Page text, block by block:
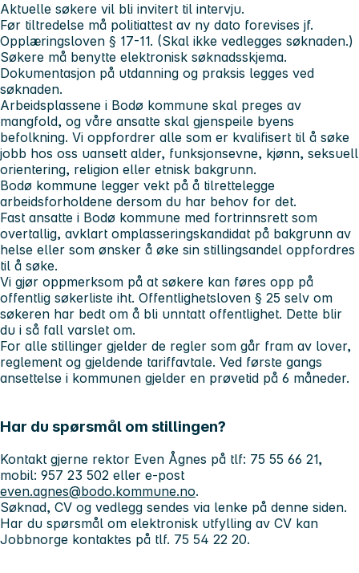
Aktuelle søkere vil bli invitert til intervju.
Før tiltredelse må politiattest av ny dato forevises jf.
Opplæringsloven § 17-11. (Skal ikke vedlegges søknaden.)
Søkere må benytte elektronisk søknadsskjema.
Dokumentasjon på utdanning og praksis legges ved
søknaden.
Arbeidsplassene i Bodø kommune skal preges av
mangfold, og våre ansatte skal gjenspeile byens
befolkning. Vi oppfordrer alle som er kvalifisert til å søke
jobb hos oss uansett alder, funksjonsevne, kjønn, seksuell
orientering, religion eller etnisk bakgrunn.
Bodø kommune legger vekt på å tilrettelegge
arbeidsforholdene dersom du har behov for det.
Fast ansatte i Bodø kommune med fortrinnsrett som
overtallig, avklart omplasseringskandidat på bakgrunn av
helse eller som ønsker å øke sin stillingsandel oppfordres
til å søke.
Vi gjør oppmerksom på at søkere kan føres opp på
offentlig søkerliste iht. Offentlighetsloven § 25 selv om
søkeren har bedt om å bli unntatt offentlighet. Dette blir
du i så fall varslet om.
For alle stillinger gjelder de regler som går fram av lover,
reglement og gjeldende tariffavtale. Ved første gangs
ansettelse i kommunen gjelder en prøvetid på 6 måneder.
Har du spørsmål om stillingen?
Kontakt gjerne rektor Even Ågnes på tlf: 75 55 66 21,
mobil: 957 23 502 eller e-post
even.agnes@bodo.kommune.no.
Søknad, CV og vedlegg sendes via lenke på denne siden.
Har du spørsmål om elektronisk utfylling av CV kan
Jobbnorge kontaktes på tlf. 75 54 22 20.